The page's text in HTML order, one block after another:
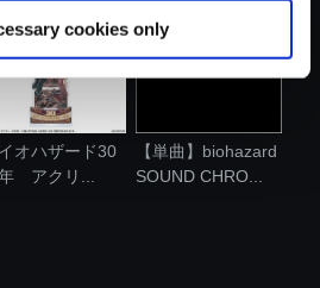
cookies only
オハザード30
アクリ...
【単曲】biohazard
SOUND CHRO...